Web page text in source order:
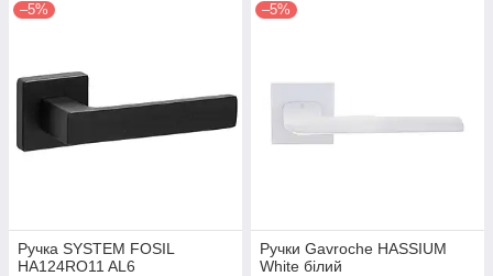
–5%
Ручка SYSTEM FOSIL
HA124RO11 AL6
–5%
Ручки Gavroche HASSIUM
White білий